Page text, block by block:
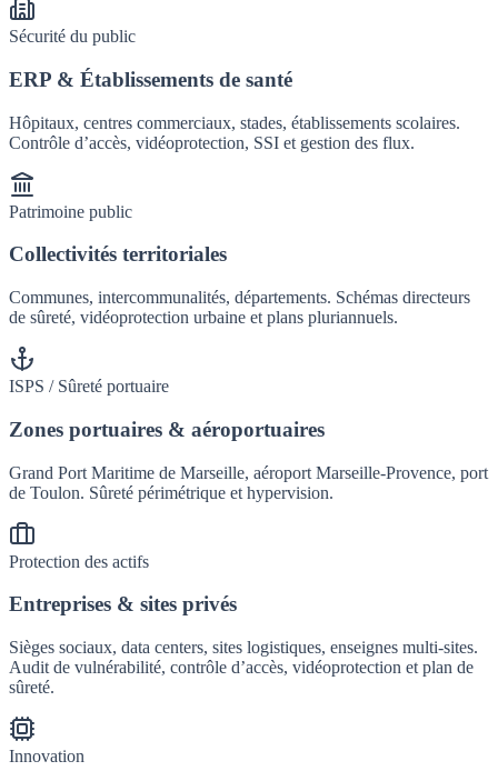
Sécurité du public
ERP & Établissements de santé
Hôpitaux, centres commerciaux, stades, établissements scolaires.
Contrôle d’accès, vidéoprotection, SSI et gestion des flux.
Patrimoine public
Collectivités territoriales
Communes, intercommunalités, départements. Schémas directeurs
de sûreté, vidéoprotection urbaine et plans pluriannuels.
ISPS / Sûreté portuaire
Zones portuaires & aéroportuaires
Grand Port Maritime de Marseille, aéroport Marseille-Provence, port
de Toulon. Sûreté périmétrique et hypervision.
Protection des actifs
Entreprises & sites privés
Sièges sociaux, data centers, sites logistiques, enseignes multi-sites.
Audit de vulnérabilité, contrôle d’accès, vidéoprotection et plan de
sûreté.
Innovation